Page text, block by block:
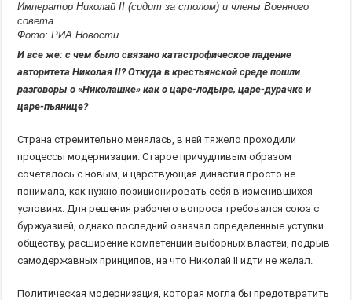
Император Николай II (сидит за столом) и члены Военного
совета
Фото: РИА Новости
И все же: с чем было связано катастрофическое падение
авторитета Николая II? Откуда в крестьянской среде пошли
разговоры о «Николашке» как о царе-лодыре, царе-дурачке и
царе-пьянице?
Страна стремительно менялась, в ней тяжело проходили
процессы модернизации. Старое причудливым образом
сочеталось с новым, и царствующая династия просто не
понимала, как нужно позиционировать себя в изменившихся
условиях. Для решения рабочего вопроса требовался союз с
буржуазией, однако последний означал определенные уступки
обществу, расширение компетенции выборных властей, подрыв
самодержавных принципов, на что Николай II идти не желал.
Политическая модернизация, которая могла бы предотвратить